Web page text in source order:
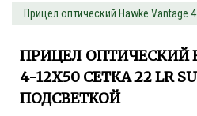
Прицел оптический Hawke Vantage
ПРИЦЕЛ ОПТИЧЕСКИЙ
4-12Х50 СЕТКА 22 LR
ПОДСВЕТКОЙ